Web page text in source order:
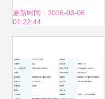
产业智能化升级
更新时间：2026-08-06
01:22:44